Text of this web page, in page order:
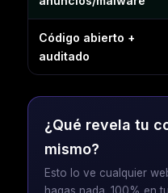
Código abierto +
auditado
¿Qué revela tu
mismo?
Esto lo ve cualquier